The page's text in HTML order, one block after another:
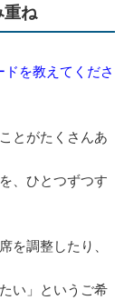
重ね
を教えてくださ
とがたくさんあ
、ひとつずつす
を調整したり、
い」というご希